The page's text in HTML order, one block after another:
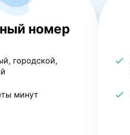
номер
городской,
минут